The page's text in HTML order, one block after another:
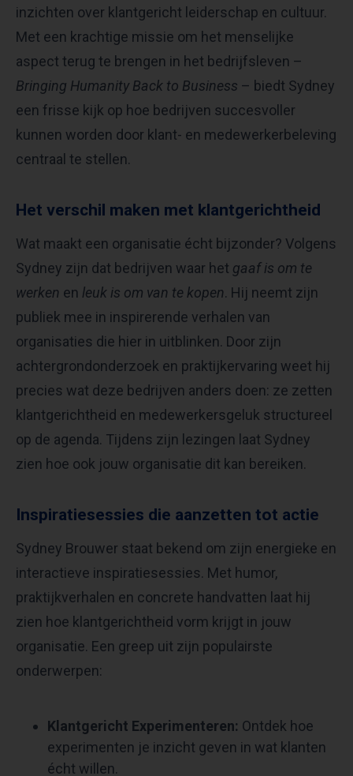
inzichten over klantgericht leiderschap en cultuur.
Met een krachtige missie om het menselijke
aspect terug te brengen in het bedrijfsleven –
Bringing Humanity Back to Business – biedt Sydney
een frisse kijk op hoe bedrijven succesvoller
kunnen worden door klant- en medewerkerbeleving
centraal te stellen.
Het verschil maken met klantgerichtheid
Wat maakt een organisatie écht bijzonder? Volgens
Sydney zijn dat bedrijven waar het gaaf is om te
werken en leuk is om van te kopen. Hij neemt zijn
publiek mee in inspirerende verhalen van
organisaties die hier in uitblinken. Door zijn
achtergrondonderzoek en praktijkervaring weet hij
precies wat deze bedrijven anders doen: ze zetten
klantgerichtheid en medewerkersgeluk structureel
op de agenda. Tijdens zijn lezingen laat Sydney
zien hoe ook jouw organisatie dit kan bereiken.
Inspiratiesessies die aanzetten tot actie
Sydney Brouwer staat bekend om zijn energieke en
interactieve inspiratiesessies. Met humor,
praktijkverhalen en concrete handvatten laat hij
zien hoe klantgerichtheid vorm krijgt in jouw
organisatie. Een greep uit zijn populairste
onderwerpen:
Klantgericht Experimenteren: Ontdek hoe
experimenten je inzicht geven in wat klanten
écht willen.